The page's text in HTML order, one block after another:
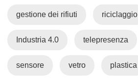
gestione dei rifiuti riciclaggio
Industria 4.0 telepresenza
sensore vetro plastica